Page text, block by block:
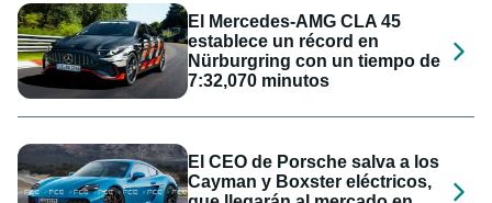
El Mercedes-AMG CLA 45
establece un récord en
Nürburgring con un tiempo de
7:32,070 minutos
El CEO de Porsche salva a los
Cayman y Boxster eléctricos,